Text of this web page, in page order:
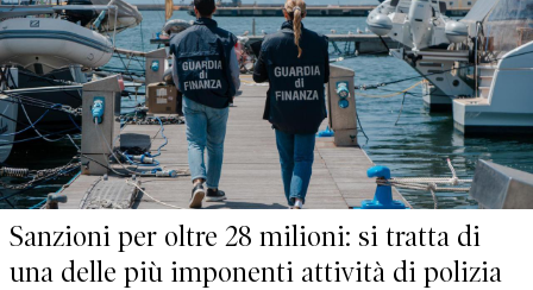
Sanzioni per oltre 28 milioni: si tratta di
una delle più imponenti attività di polizia